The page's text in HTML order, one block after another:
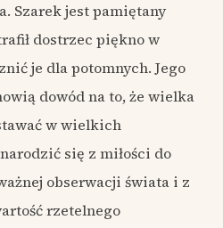
Szarek jest pamiętany
dostrzec piękno w
je dla potomnych. Jego
dowód na to, że wielka
w wielkich
się z miłości do
obserwacji świata i z
rzetelnego